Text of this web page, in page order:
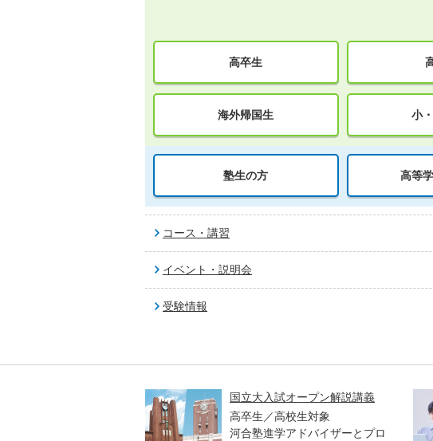
高卒生
海外帰国生 小
塾生の方 高等
コース・講習
イベント・説明会
受験情報
国立大入試オープン解説講義
高卒生／高校生対象
河合塾進学アドバイザーとプロ